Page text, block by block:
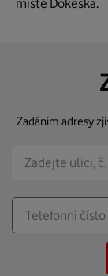
místě Dokeská.
Zadáním adresy